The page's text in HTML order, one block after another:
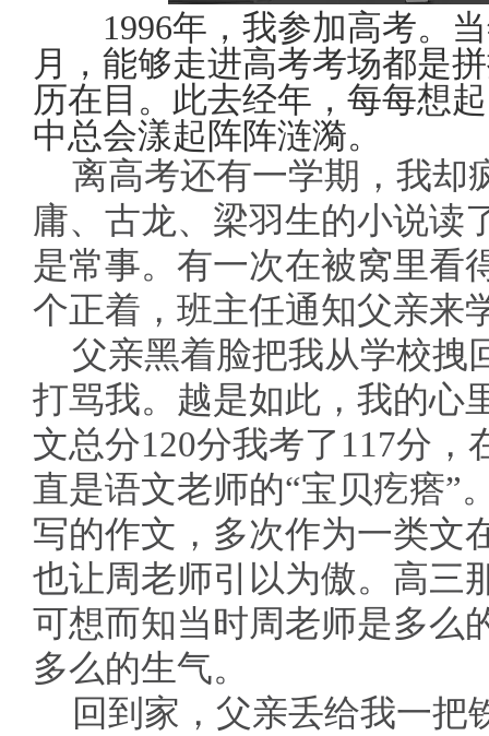
1996年，我参加高考。
月，能够走进高考考场都是
历在目。此去经年，每每想
中总会漾起阵阵涟漪。
离高考还有一学期，我却
庸、古龙、梁羽生的小说读
是常事。有一次在被窝里看
个正着，班主任通知父亲来
父亲黑着脸把我从学校拽
打骂我。越是如此，我的心
文总分120分我考了117分
直是语文老师的“宝贝疙瘩”
写的作文，多次作为一类文
也让周老师引以为傲。高三
可想而知当时周老师是多么
多么的生气。
回到家，父亲丢给我一把